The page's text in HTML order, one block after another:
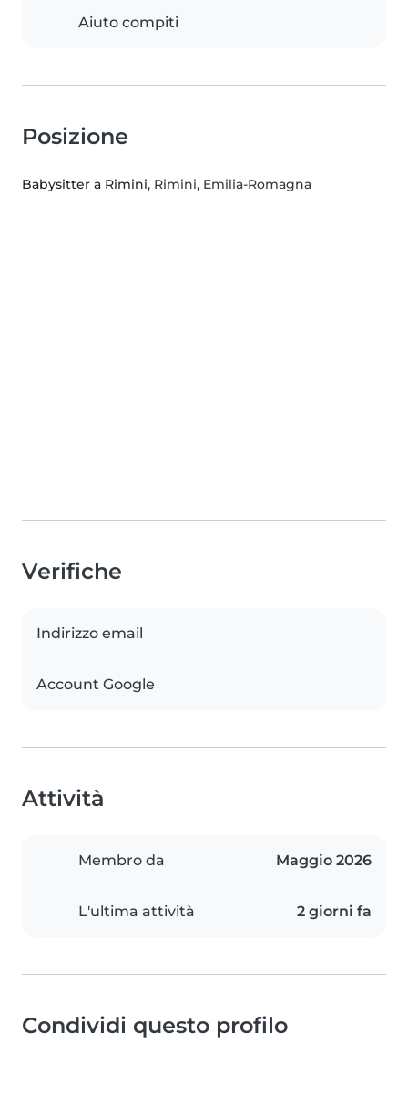
Aiuto compiti
Posizione
Babysitter a Rimini, Rimini, Emilia-Romagna
Verifiche
Indirizzo email
Account Google
Attività
Membro da Maggio 2026
L'ultima attività 2 giorni fa
Condividi questo profilo